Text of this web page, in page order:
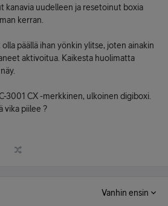
kanavia uudelleen ja resetoinut boxia
kerran.
päällä ihan yönkin ylitse, joten ainakin
aktivoitua. Kaikesta huolimatta
3001 CX -merkkinen, ulkoinen digiboxi.
vika piilee ?
Vanhin ensin